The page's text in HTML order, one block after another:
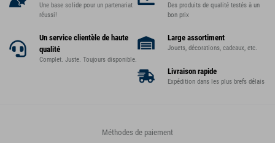
Une base solide pour un partenariat
réussi!
Des produits de qualité testés à un
bon prix
Un service clientèle de haute
qualité
Complet. Juste. Toujours disponible.
Large assortiment
Jouets, décorations, cadeaux, etc.
Livraison rapide
Expédition dans les plus brefs délais
Méthodes de paiement